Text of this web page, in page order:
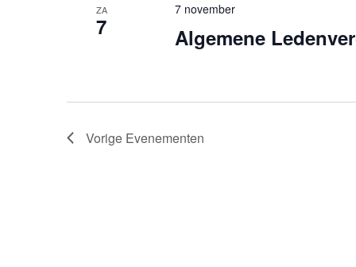
ZA
7 Algemene
7 november
Vorige Evenementen